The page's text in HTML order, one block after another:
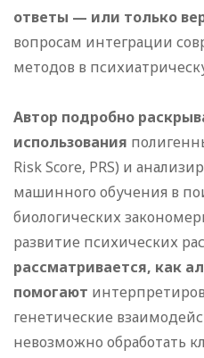
ответы — или только
вопросам интеграции
методов в
Автор подробно
использования
Risk Score, PRS) и
машинного обучения в
биологических
развитие психических
рассматривается, как
помогают
генетические
невозможно обработать